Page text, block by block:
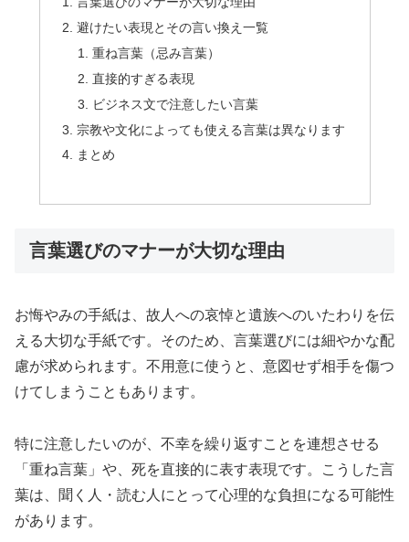
避けたい表現とその言い換え一覧
重ね言葉（忌み言葉）
直接的すぎる表現
ビジネス文で注意したい言葉
宗教や文化によっても使える言葉は異なります
まとめ
言葉選びのマナーが大切な理由
お悔やみの手紙は、故人への哀悼と遺族へのいたわりを伝
える大切な手紙です。そのため、言葉選びには細やかな配
慮が求められます。不用意に使うと、意図せず相手を傷つ
けてしまうこともあります。
特に注意したいのが、不幸を繰り返すことを連想させる
「重ね言葉」や、死を直接的に表す表現です。こうした言
葉は、聞く人・読む人にとって心理的な負担になる可能性
があります。